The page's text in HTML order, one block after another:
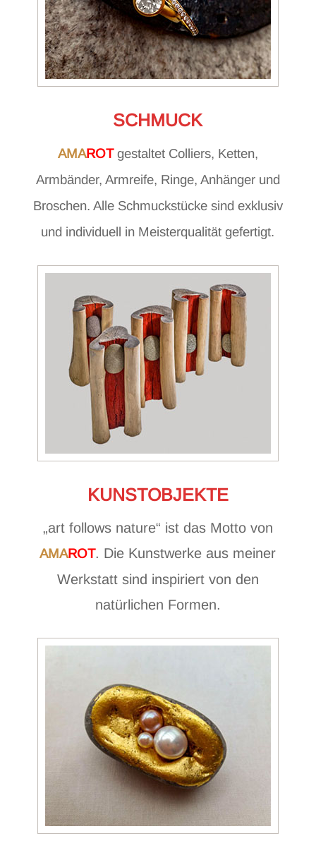
SCHMUCK
AMAROTgestaltet Colliers, Ketten,
Armbänder, Armreife, Ringe, Anhänger und
Broschen. Alle Schmuckstücke sind exklusiv
und individuell in Meisterqualität gefertigt.
KUNSTOBJEKTE
„art follows nature“ ist das Motto von
AMAROT. Die Kunstwerke aus meiner
Werkstatt sind inspiriert von den
natürlichen Formen.